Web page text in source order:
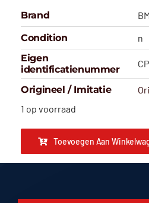
Brand
Condition
n
Eigen
identificatienummer
Origineel / Imitatie
1 op voorraad
Toevoegen Aan